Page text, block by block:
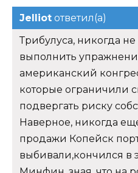
Jelliot ответил(а)
Трибулуса, никогда
выполнить
американский
которые ограничили
подвергать риску
Наверное, никогда
продажи Копейск
выбивали,кончился в